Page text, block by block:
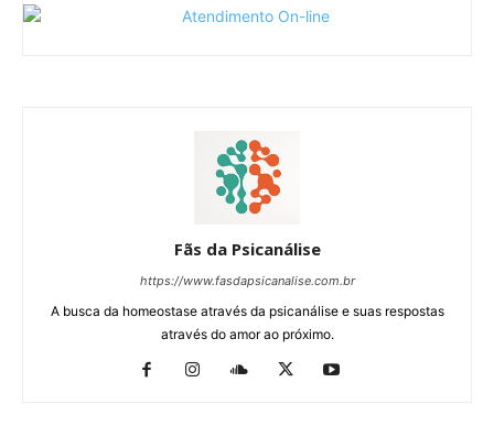
Fãs da Psicanálise
https://www.fasdapsicanalise.com.br
A busca da homeostase através da psicanálise e suas respostas
através do amor ao próximo.